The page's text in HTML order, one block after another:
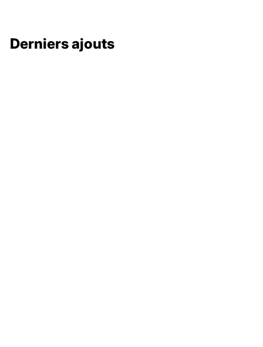
Derniers ajouts